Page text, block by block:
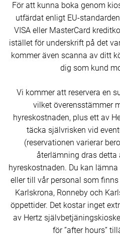
För att kunna boka genom
utfärdat enligt EU-
VISA eller MasterCard
istället för underskrift på det
kommer även scanna av ditt
dig som kund
Vi kommer att reservera en
vilket överensstämmer
hyreskostnaden, plus ett av
täcka självrisken vid
(reservationen varierar
återlämning dras detta
hyreskostnaden. Du kan
eller till vår personal som
Karlskrona, Ronneby och
öppettider. Det kostar inget
av Hertz
för ”after hours”